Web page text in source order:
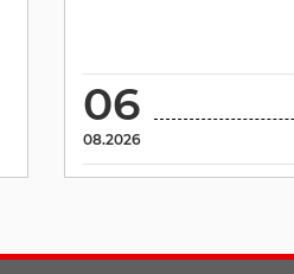
06
08.2026